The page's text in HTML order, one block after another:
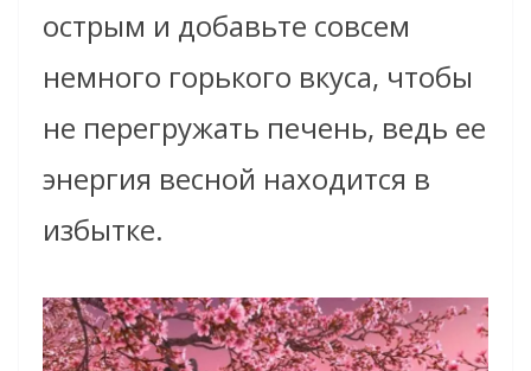
острым и добавьте совсем
немного горького вкуса, чтобы
не перегружать печень, ведь ее
энергия весной находится в
избытке.